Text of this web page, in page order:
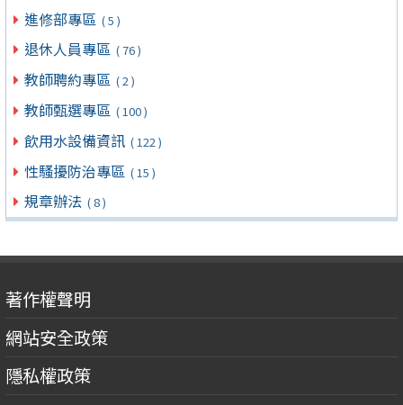
進修部專區 ( 5 )
退休人員專區 ( 76 )
教師聘約專區 ( 2 )
教師甄選專區 ( 100 )
飲用水設備資訊 ( 122 )
性騷擾防治專區 ( 15 )
規章辦法 ( 8 )
著作權聲明
網站安全政策
隱私權政策